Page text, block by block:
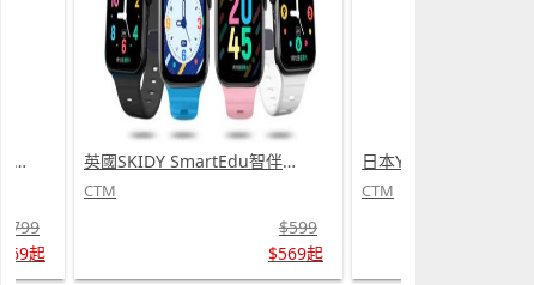
日本Yohome 5D全方位雙面雙葉對流淨化智能語音伸縮循環扇 PRO (需訂貨)
$799
$669起
英國SKIDY SmartEdu智伴高清流暢五重定位遠控180°旋攝雙向視頻海外適配兒童智能手錶PRO (需訂貨)
CTM
$599
$569起
CTM